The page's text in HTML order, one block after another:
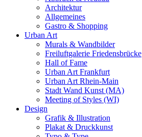
Architektur
Allgemeines
Gastro & Shopping
Urban Art
Murals & Wandbilder
Freiluftgalerie Friedensbrücke
Hall of Fame
Urban Art Frankfurt
Urban Art Rhein-Main
Stadt Wand Kunst (MA)
Meeting of Styles (WI)
Design
Grafik & Illustration
Plakat & Druckkunst